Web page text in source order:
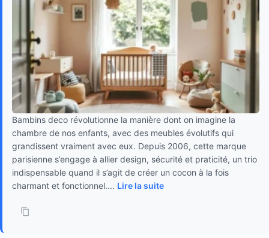
Bambins deco révolutionne la manière dont on imagine la
chambre de nos enfants, avec des meubles évolutifs qui
grandissent vraiment avec eux. Depuis 2006, cette marque
parisienne s’engage à allier design, sécurité et praticité, un trio
indispensable quand il s’agit de créer un cocon à la fois
charmant et fonctionnel.... Lire la suite